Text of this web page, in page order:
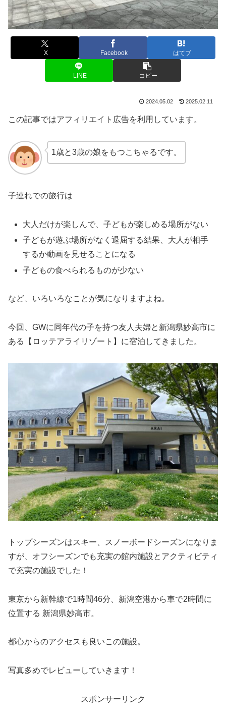
X Facebook はてブ
LINE コピー
2024.05.02 2025.02.11
この記事ではアフィリエイト広告を利用しています。
1歳と3歳の娘をもつこちゃるです。
子連れでの旅行は
大人だけが楽しんで、子どもが楽しめる場所がない
子どもが遊ぶ場所がなく退屈する結果、大人が相手
するか動画を見せることになる
子どもの食べられるものが少ない
など、いろいろなことが気になりますよね。
今回、GWに同年代の子を持つ友人夫婦と新潟県妙高市に
ある【ロッテアライリゾート】に宿泊してきました。
トップシーズンはスキー、スノーボードシーズンになりま
すが、オフシーズンでも充実の館内施設とアクティビティ
で充実の施設でした！
東京から新幹線で1時間46分、新潟空港から車で2時間に
位置する 新潟県妙高市。
都心からのアクセスも良いこの施設。
写真多めでレビューしていきます！
スポンサーリンク